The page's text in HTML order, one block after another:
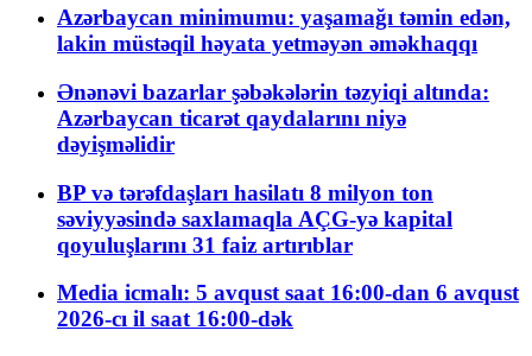
Azərbaycan minimumu: yaşamağı təmin edən,
lakin müstəqil həyata yetməyən əməkhaqqı
Ənənəvi bazarlar şəbəkələrin təzyiqi altında:
Azərbaycan ticarət qaydalarını niyə
dəyişməlidir
BP və tərəfdaşları hasilatı 8 milyon ton
səviyyəsində saxlamaqla AÇG-yə kapital
qoyuluşlarını 31 faiz artırıblar
Media icmalı: 5 avqust saat 16:00-dan 6 avqust
2026-cı il saat 16:00-dək